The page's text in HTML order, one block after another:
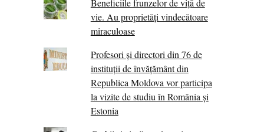
Beneficiile frunzelor de viță de
vie. Au proprietăţi vindecătoare
miraculoase
Profesori și directori din 76 de
instituții de învățământ din
Republica Moldova vor participa
la vizite de studiu în România și
Estonia